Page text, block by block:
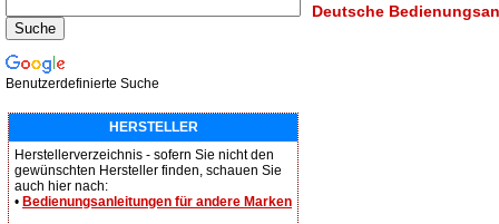
Deutsche
Benutzerdefinierte Suche
HERSTELLER
Herstellerverzeichnis - sofern Sie nicht den
gewünschten Hersteller finden, schauen Sie
auch hier nach:
• Bedienungsanleitungen für andere Marken